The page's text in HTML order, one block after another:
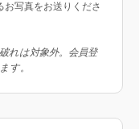
写真をお送りくださ
れは対象外。会員登
す。